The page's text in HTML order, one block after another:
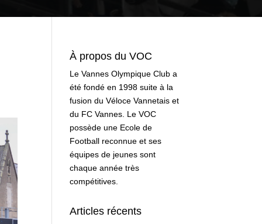
À propos du VOC
Le Vannes Olympique Club a
été fondé en 1998 suite à la
fusion du Véloce Vannetais et
du FC Vannes. Le VOC
possède une Ecole de
Football reconnue et ses
équipes de jeunes sont
chaque année très
compétitives.
Articles récents